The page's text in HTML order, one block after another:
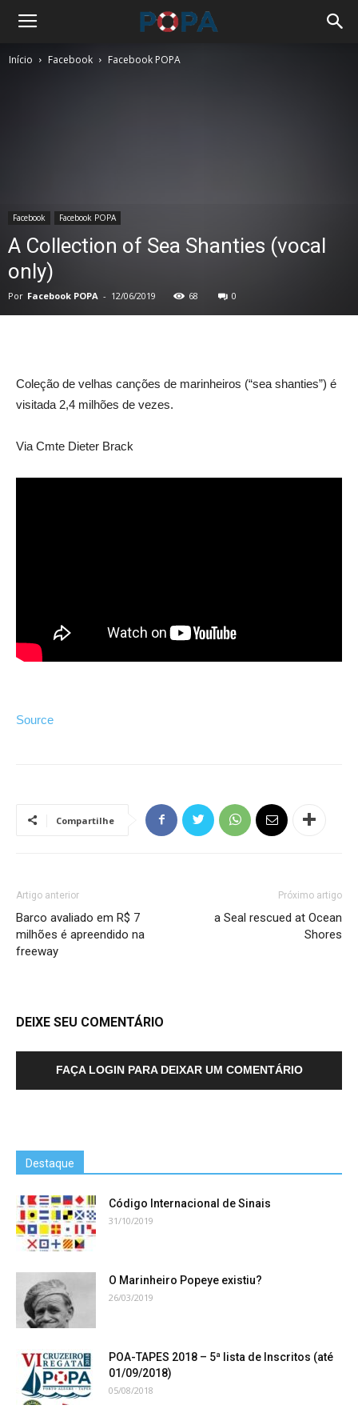
Início Facebook Facebook POPA
Facebook Facebook POPA
A Collection of Sea Shanties (vocal
only)
Por Facebook POPA - 12/06/2019 68 0
Coleção de velhas canções de marinheiros (“sea shanties”) é
visitada 2,4 milhões de vezes.
Via Cmte Dieter Brack
Source
Compartilhe
Artigo anterior
Barco avaliado em R$ 7
milhões é apreendido na
freeway
Próximo artigo
a Seal rescued at Ocean
Shores
DEIXE SEU COMENTÁRIO
FAÇA LOGIN PARA DEIXAR UM COMENTÁRIO
Destaque
Código Internacional de Sinais
31/10/2019
O Marinheiro Popeye existiu?
26/03/2019
POA-TAPES 2018 – 5ª lista de Inscritos (até
01/09/2018)
05/08/2018